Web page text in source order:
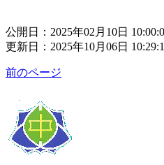
公開日：2025年02月10日
更新日：2025年10月06日
前のページ